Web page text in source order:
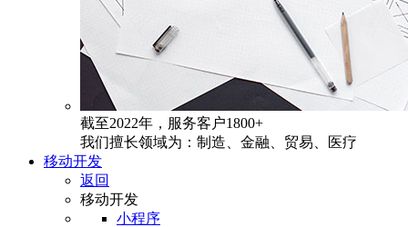
截至2022年，服务客户1800+
我们擅长领域为：制造、金融、贸易、医疗
移动开发
返回
移动开发
小程序